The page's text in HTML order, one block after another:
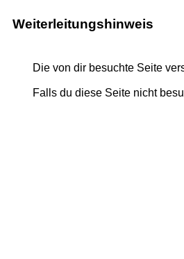
Weiterleitungshinweis
Die von dir besuchte Seite
Falls du diese Seite nicht